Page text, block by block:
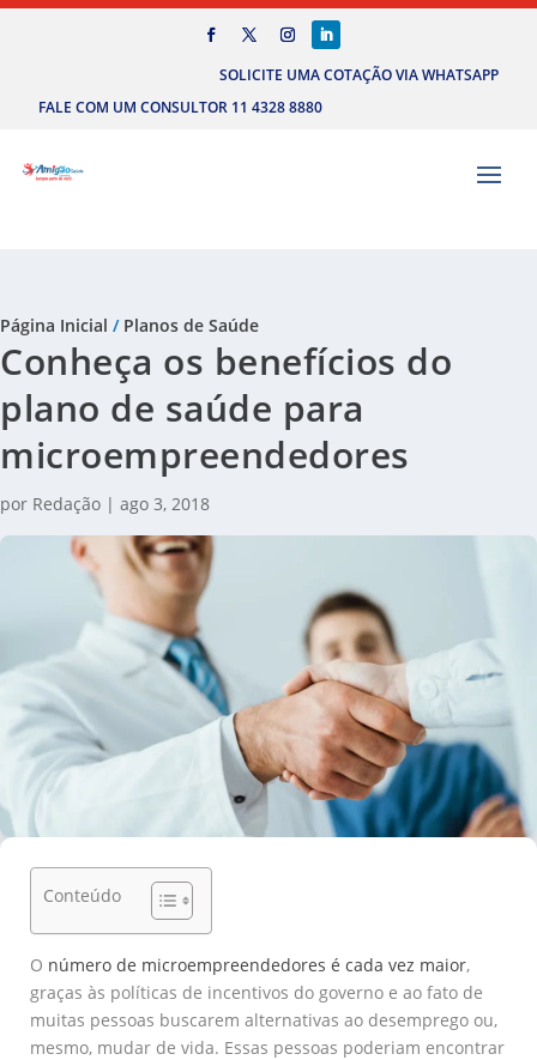
SOLICITE UMA COTAÇÃO VIA WHATSAPP
FALE COM UM CONSULTOR 11 4328 8880
Página Inicial / Planos de Saúde
Conheça os benefícios do
plano de saúde para
microempreendedores
por Redação | ago 3, 2018
Conteúdo
O número de microempreendedores é cada vez maior,
graças às políticas de incentivos do governo e ao fato de
muitas pessoas buscarem alternativas ao desemprego ou,
mesmo, mudar de vida. Essas pessoas poderiam encontrar